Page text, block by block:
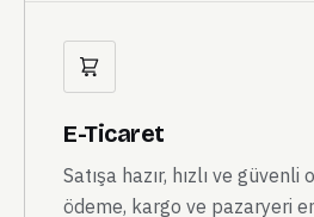
E-Ticaret
Satışa hazır, hızlı ve
ödeme, kargo ve pazaryeri